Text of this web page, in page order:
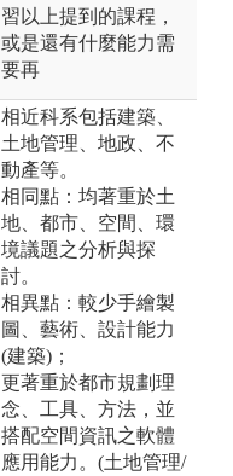
習以上提到的課程，
或是還有什麼能力需
要再
相近科系包括建築、
土地管理、地政、不
動產等。
相同點：均著重於土
地、都市、空間、環
境議題之分析與探
討。
相異點：較少手繪製
圖、藝術、設計能力
(建築)；
更著重於都市規劃理
念、工具、方法，並
搭配空間資訊之軟體
應用能力。(土地管理/